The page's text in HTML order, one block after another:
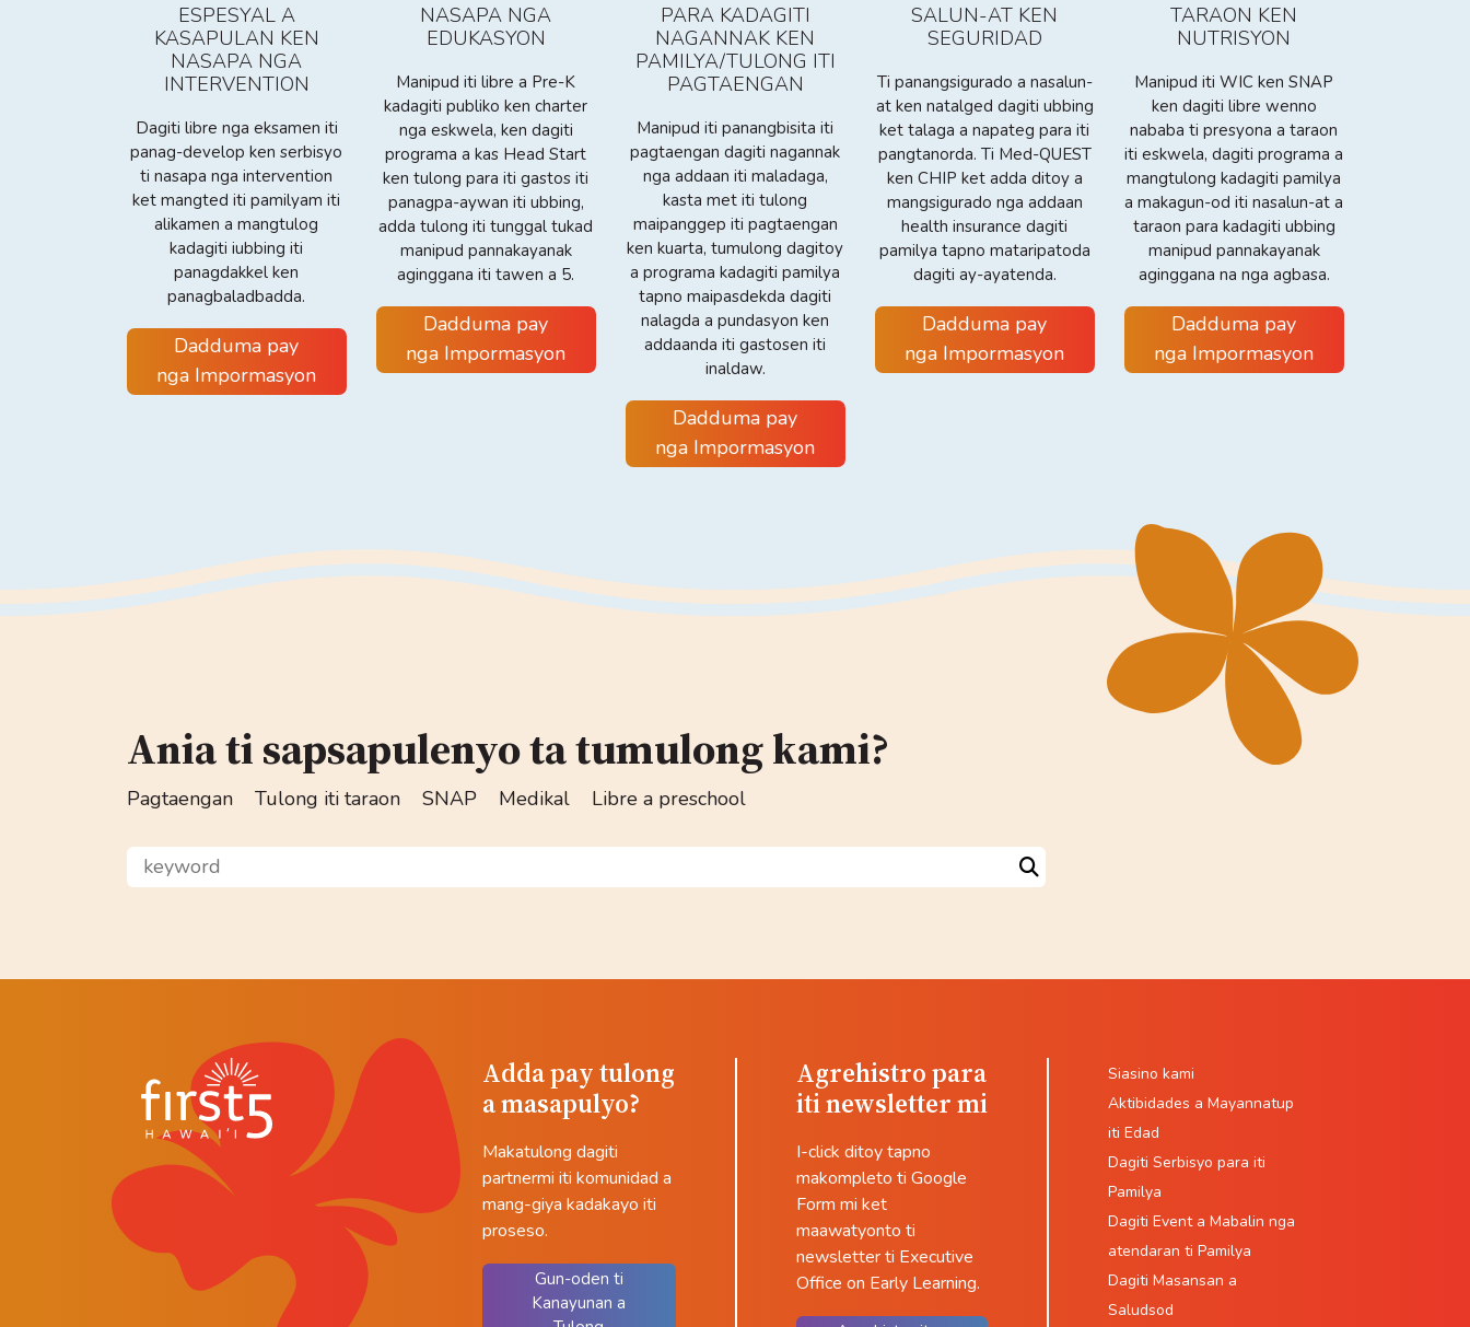
ESPESYAL A
KASAPULAN KEN
NASAPA NGA
INTERVENTION
Dagiti libre nga eksamen iti
panag-develop ken serbisyo
ti nasapa nga intervention
ket mangted iti pamilyam iti
alikamen a mangtulog
kadagiti iubbing iti
panagdakkel ken
panagbaladbadda.
Dadduma pay
nga Impormasyon
NASAPA NGA
EDUKASYON
Manipud iti libre a Pre-K
kadagiti publiko ken charter
nga eskwela, ken dagiti
programa a kas Head Start
ken tulong para iti gastos iti
panagpa-aywan iti ubbing,
adda tulong iti tunggal tukad
manipud pannakayanak
aginggana iti tawen a 5.
Dadduma pay
nga Impormasyon
PARA KADAGITI
NAGANNAK KEN
PAMILYA/TULONG ITI
PAGTAENGAN
Manipud iti panangbisita iti
pagtaengan dagiti nagannak
nga addaan iti maladaga,
kasta met iti tulong
maipanggep iti pagtaengan
ken kuarta, tumulong dagitoy
a programa kadagiti pamilya
tapno maipasdekda dagiti
nalagda a pundasyon ken
addaanda iti gastosen iti
inaldaw.
Dadduma pay
nga Impormasyon
SALUN-AT KEN
SEGURIDAD
Ti panangsigurado a nasalun-
at ken natalged dagiti ubbing
ket talaga a napateg para iti
pangtanorda. Ti Med-QUEST
ken CHIP ket adda ditoy a
mangsigurado nga addaan
health insurance dagiti
pamilya tapno mataripatoda
dagiti ay-ayatenda.
Dadduma pay
nga Impormasyon
TARAON KEN
NUTRISYON
Manipud iti WIC ken SNAP
ken dagiti libre wenno
nababa ti presyona a taraon
iti eskwela, dagiti programa a
mangtulong kadagiti pamilya
a makagun-od iti nasalun-at a
taraon para kadagiti ubbing
manipud pannakayanak
aginggana na nga agbasa.
Dadduma pay
nga Impormasyon
Ania ti sapsapulenyo ta tumulong kami?
Pagtaengan Tulong iti taraon SNAP Medikal Libre a preschool
keyword
Search
Adda pay tulong
a masapulyo?
Makatulong dagiti
partnermi iti komunidad a
mang-giya kadakayo iti
proseso.
Gun-oden ti
Kanayunan a
Agrehistro para
iti newsletter mi
I-click ditoy tapno
makompleto ti Google
Form mi ket
maawatyonto ti
newsletter ti Executive
Office on Early Learning.
Siasino kami
Aktibidades a Mayannatup
iti Edad
Dagiti Serbisyo para iti
Pamilya
Dagiti Event a Mabalin nga
atendaran ti Pamilya
Dagiti Masansan a
Saludsod